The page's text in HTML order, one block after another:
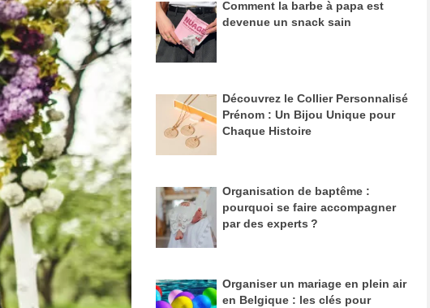
Comment la barbe à papa est
devenue un snack sain
Découvrez le Collier Personnalisé
Prénom : Un Bijou Unique pour
Chaque Histoire
Organisation de baptême :
pourquoi se faire accompagner
par des experts ?
Organiser un mariage en plein air
en Belgique : les clés pour